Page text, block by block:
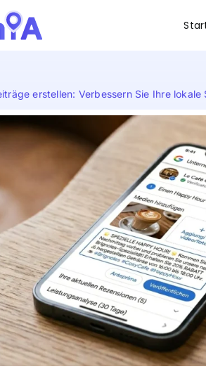
erstellen: Verbessern Sie Ihre